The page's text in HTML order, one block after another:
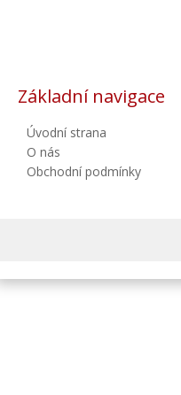
Základní navigace
Úvodní strana
O nás
Obchodní podmínky